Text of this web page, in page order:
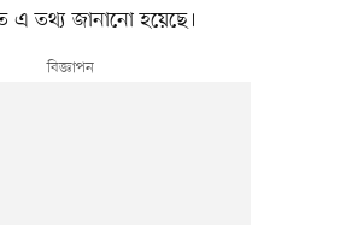
এ তথ্য জানানো হয়েছে।